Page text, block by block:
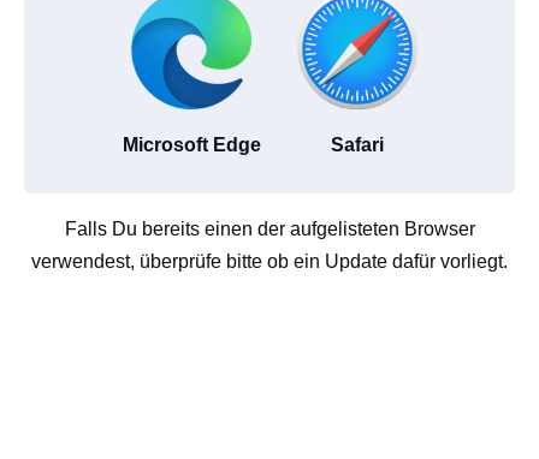
Microsoft Edge Safari
Falls Du bereits einen der aufgelisteten Browser
verwendest, überprüfe bitte ob ein Update dafür vorliegt.